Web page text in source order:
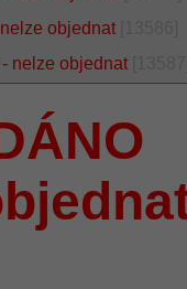
objednat
nelze objednat